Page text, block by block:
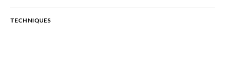
TECHNIQUES